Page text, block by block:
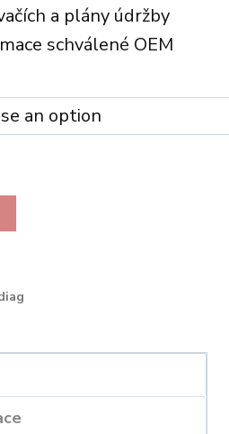
a plány údržby
schválené OEM